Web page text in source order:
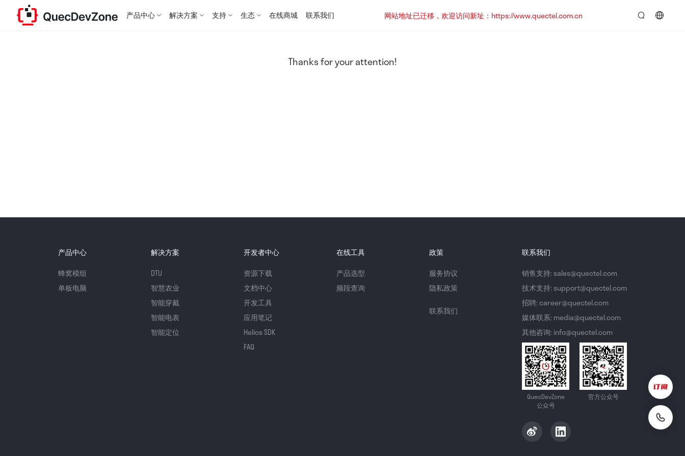
产品中心 解决方案 支持 生态 在线商城 联系我们
网站地址已迁移，欢迎访问新址：https://www.quectel.com.cn
Thanks for your attention!
产品中心
蜂窝模组
单板电脑
解决方案
DTU
智慧农业
智能穿戴
智能电表
智能定位
开发者中心
资源下载
文档中心
开发工具
应用笔记
Helios SDK
FAQ
在线工具
产品选型
频段查询
政策
服务协议
隐私政策
联系我们
联系我们
销售支持: sales@quectel.com
技术支持: support@quectel.com
招聘: career@quectel.com
媒体联系: media@quectel.com
其他咨询: info@quectel.com
QuecDevZone
公众号
官方公众号